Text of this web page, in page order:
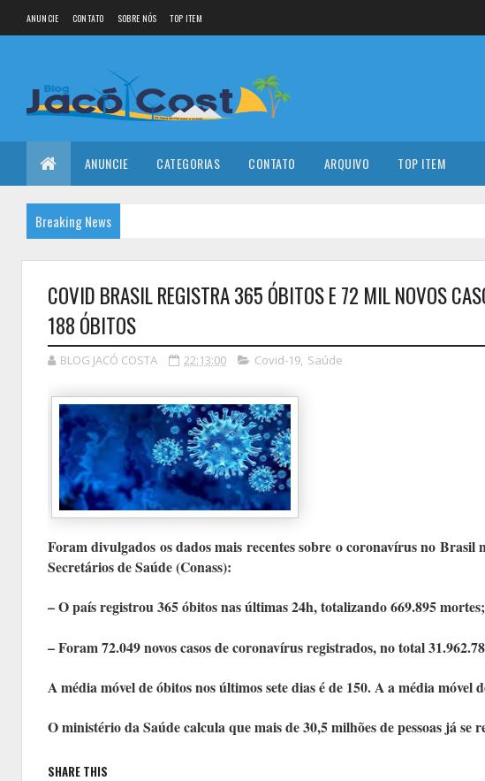
ANUNCIE CONTATO SOBRE NÓS TOP ITEM
ANUNCIE CATEGORIAS CONTATO ARQUIVO TOP ITEM
Breaking News
COVID BRASIL REGISTRA 365 ÓBITOS E 72 MIL NOVOS
188 ÓBITOS
BLOG JACÓ COSTA 22:13:00 Covid-19, Saúde
Foram divulgados os dados mais recentes sobre o coronavírus no
Secretários de Saúde (Conass):
– O país registrou 365 óbitos nas últimas 24h, totalizando 669.895 mortes;
– Foram 72.049 novos casos de coronavírus registrados, no total
A média móvel de óbitos nos últimos sete dias é de 150. A a média móvel
O ministério da Saúde calcula que mais de 30,5 milhões de pessoas já se
SHARE THIS